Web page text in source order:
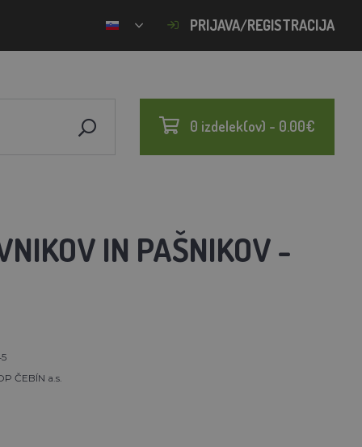
PRIJAVA/REGISTRACIJA
0 izdelek(ov) - 0.00€
IN PAŠNIKOV -
ČEBÍN a.s.